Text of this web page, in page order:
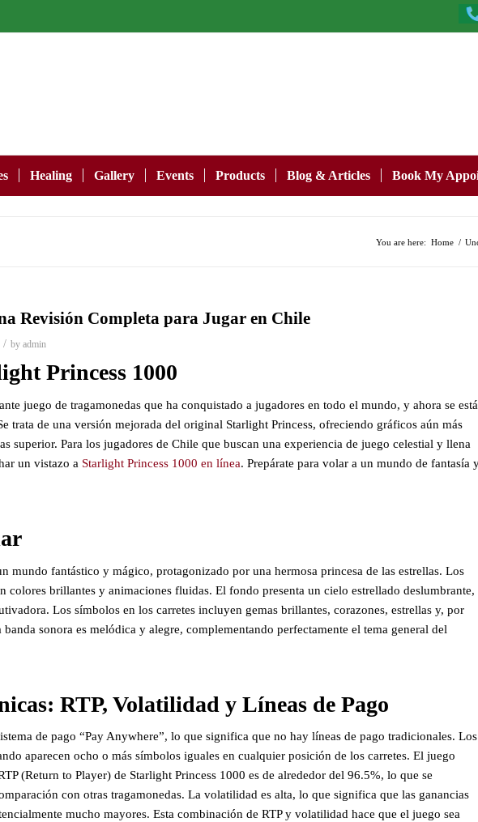
Healing Gallery Events Products Blog & Articles Book My
You are here: Home /
Revisión Completa para Jugar en Chile
/ by admin
Princess 1000
juego de tragamonedas que ha conquistado a jugadores en todo el mundo, y ahora se está
trata de una versión mejorada del original Starlight Princess, ofreciendo gráficos aún más
superior. Para los jugadores de Chile que buscan una experiencia de juego celestial y llena
un vistazo a Starlight Princess 1000 en línea. Prepárate para volar a un mundo de fantasía
mundo fantástico y mágico, protagonizado por una hermosa princesa de las estrellas. Los
colores brillantes y animaciones fluidas. El fondo presenta un cielo estrellado deslumbrante,
Los símbolos en los carretes incluyen gemas brillantes, corazones, estrellas y, por
sonora es melódica y alegre, complementando perfectamente el tema general del
RTP, Volatilidad y Líneas de Pago
de pago “Pay Anywhere”, lo que significa que no hay líneas de pago tradicionales. Los
aparecen ocho o más símbolos iguales en cualquier posición de los carretes. El juego
(Return to Player) de Starlight Princess 1000 es de alrededor del 96.5%, lo que se
con otras tragamonedas. La volatilidad es alta, lo que significa que las ganancias
mucho mayores. Esta combinación de RTP y volatilidad hace que el juego sea